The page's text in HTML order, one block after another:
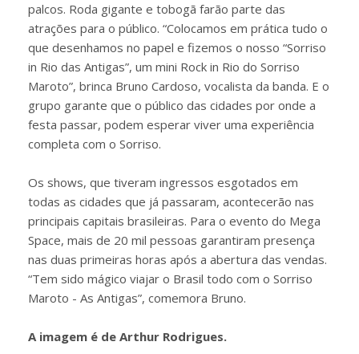
palcos. Roda gigante e tobogã farão parte das
atrações para o público. “Colocamos em prática tudo o
que desenhamos no papel e fizemos o nosso “Sorriso
in Rio das Antigas”, um mini Rock in Rio do Sorriso
Maroto”, brinca Bruno Cardoso, vocalista da banda. E o
grupo garante que o público das cidades por onde a
festa passar, podem esperar viver uma experiência
completa com o Sorriso.
Os shows, que tiveram ingressos esgotados em
todas as cidades que já passaram, acontecerão nas
principais capitais brasileiras. Para o evento do Mega
Space, mais de 20 mil pessoas garantiram presença
nas duas primeiras horas após a abertura das vendas.
“Tem sido mágico viajar o Brasil todo com o Sorriso
Maroto - As Antigas”, comemora Bruno.
A imagem é de Arthur Rodrigues.